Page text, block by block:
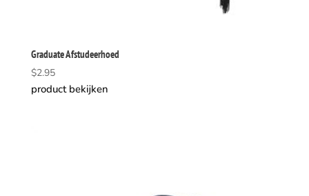
Graduate Afstudeerhoed
$2.95
product bekijken